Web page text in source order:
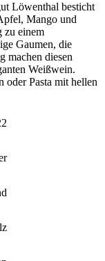
Löwenthal besticht
Mango und
zu einem
Gaumen, die
machen diesen
Weißwein.
oder Pasta mit hellen